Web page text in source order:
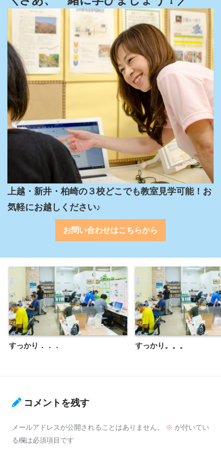
上越・新井・柏崎の３校どこでも教室見学可能！お
気軽にお越しください♪
お問い合わせはこちらから
すっかり．．． すっかり。。。
コメントを残す
メールアドレスが公開されることはありません。 ※ が付いてい
る欄は必須項目です